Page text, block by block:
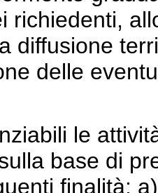
richiedenti,
diffusione
delle
le
base di
finalità: